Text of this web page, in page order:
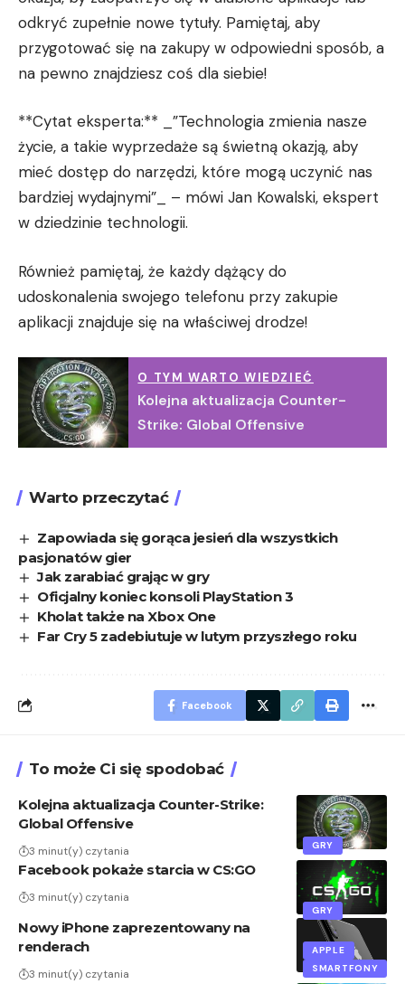
odkryć zupełnie nowe tytuły. Pamiętaj, aby
przygotować się na zakupy w odpowiedni sposób, a
na pewno znajdziesz coś dla siebie!
**Cytat eksperta:** _”Technologia zmienia nasze
życie, a takie wyprzedaże są świetną okazją, aby
mieć dostęp do narzędzi, które mogą uczynić nas
bardziej wydajnymi”_ – mówi Jan Kowalski, ekspert
w dziedzinie technologii.
Również pamiętaj, że każdy dążący do
udoskonalenia swojego telefonu przy zakupie
aplikacji znajduje się na właściwej drodze!
O TYM WARTO WIEDZIEĆ
Kolejna aktualizacja Counter-
Strike: Global Offensive
Warto przeczytać
Zapowiada się gorąca jesień dla wszystkich
pasjonatów gier
Jak zarabiać grając w gry
Oficjalny koniec konsoli PlayStation 3
Kholat także na Xbox One
Far Cry 5 zadebiutuje w lutym przyszłego roku
Facebook
To może Ci się spodobać
GRY
Kolejna aktualizacja Counter-Strike:
Global Offensive
3 minut(y) czytania
GRY
Facebook pokaże starcia w CS:GO
3 minut(y) czytania
APPLE
SMARTFONY
Nowy iPhone zaprezentowany na
renderach
3 minut(y) czytania